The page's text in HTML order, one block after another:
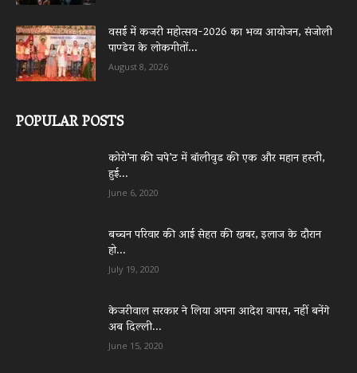
वसई में कजरी महोत्सव-2026 का भव्य आयोजन, संजोली
पाण्डेय के लोकगीतों...
August 8, 2026
POPULAR POSTS
कोरो’ना की चपे’ट में बॉलीवुड की एक और महान हस्ती,
हुई...
June 6, 2020
बच्चन परिवार की आई सेहत की खबर, इलाज के दौरान
हो...
July 19, 2020
केजरीवाल सरकार ने लिया अपना आदेश वापस, नहीं बनेंगे
अब दिल्ली...
June 15, 2020